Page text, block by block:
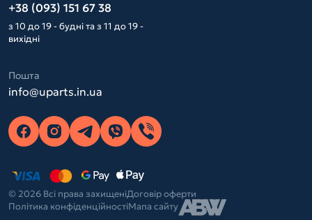
+38 (093) 151 67 38
з 10 до 19 - будні та з 11 до 19 -
вихідні
Пошта
info@uparts.in.ua
© 2026 Всі права захищеніДоговір оферти
Політика конфіденційностіМапа сайту